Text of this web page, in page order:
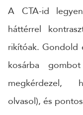
A CTA-id
háttérrel
rikítóak. Gondold
kosárba
megkérdezel,
olvasol), és